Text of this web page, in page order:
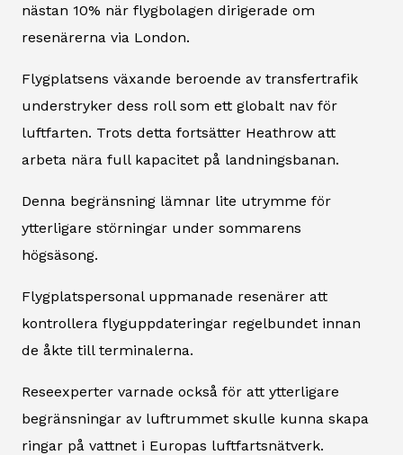
nästan 10% när flygbolagen dirigerade om
resenärerna via London.
Flygplatsens växande beroende av transfertrafik
understryker dess roll som ett globalt nav för
luftfarten. Trots detta fortsätter Heathrow att
arbeta nära full kapacitet på landningsbanan.
Denna begränsning lämnar lite utrymme för
ytterligare störningar under sommarens
högsäsong.
Flygplatspersonal uppmanade resenärer att
kontrollera flyguppdateringar regelbundet innan
de åkte till terminalerna.
Reseexperter varnade också för att ytterligare
begränsningar av luftrummet skulle kunna skapa
ringar på vattnet i Europas luftfartsnätverk.